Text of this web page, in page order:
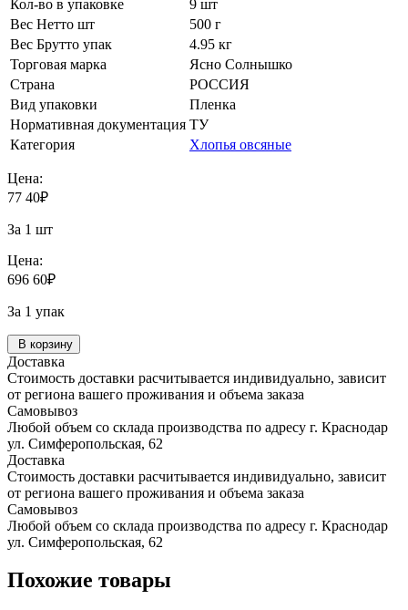
Кол-во в упаковке
9 шт
Вес Нетто шт
500 г
Вес Брутто упак
4.95 кг
Торговая марка
Ясно Солнышко
Страна
РОССИЯ
Вид упаковки
Пленка
Нормативная документация ТУ
Категория
Хлопья овсяные
Цена:
77 40₽
За 1 шт
Цена:
696 60₽
За 1 упак
В корзину
Доставка
Стоимость доставки расчитывается индивидуально, зависит
от региона вашего проживания и объема заказа
Самовывоз
Любой объем со склада производства по адресу г. Краснодар
ул. Симферопольская, 62
Доставка
Стоимость доставки расчитывается индивидуально, зависит
от региона вашего проживания и объема заказа
Самовывоз
Любой объем со склада производства по адресу г. Краснодар
ул. Симферопольская, 62
Похожие товары